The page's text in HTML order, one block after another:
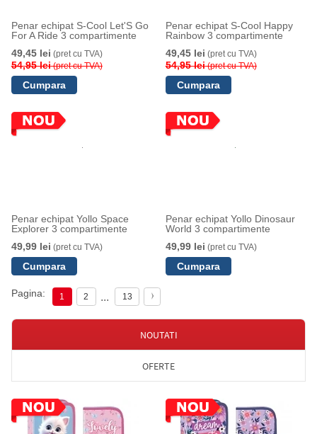
Penar echipat S-Cool Let'S Go
For A Ride 3 compartimente
49,45 lei (pret cu TVA)
54,95 lei(pret cu TVA)
Penar echipat S-Cool Happy
Rainbow 3 compartimente
49,45 lei (pret cu TVA)
54,95 lei(pret cu TVA)
Penar echipat Yollo Space
Explorer 3 compartimente
49,99 lei (pret cu TVA)
Penar echipat Yollo Dinosaur
World 3 compartimente
49,99 lei (pret cu TVA)
Pagina: 1 2 ... 13
NOUTATI
OFERTE